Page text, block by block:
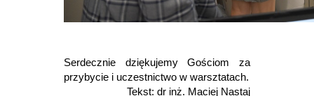
Serdecznie dziękujemy Gościom za
przybycie i uczestnictwo w warsztatach.
Tekst: dr inż. Maciej Nastaj